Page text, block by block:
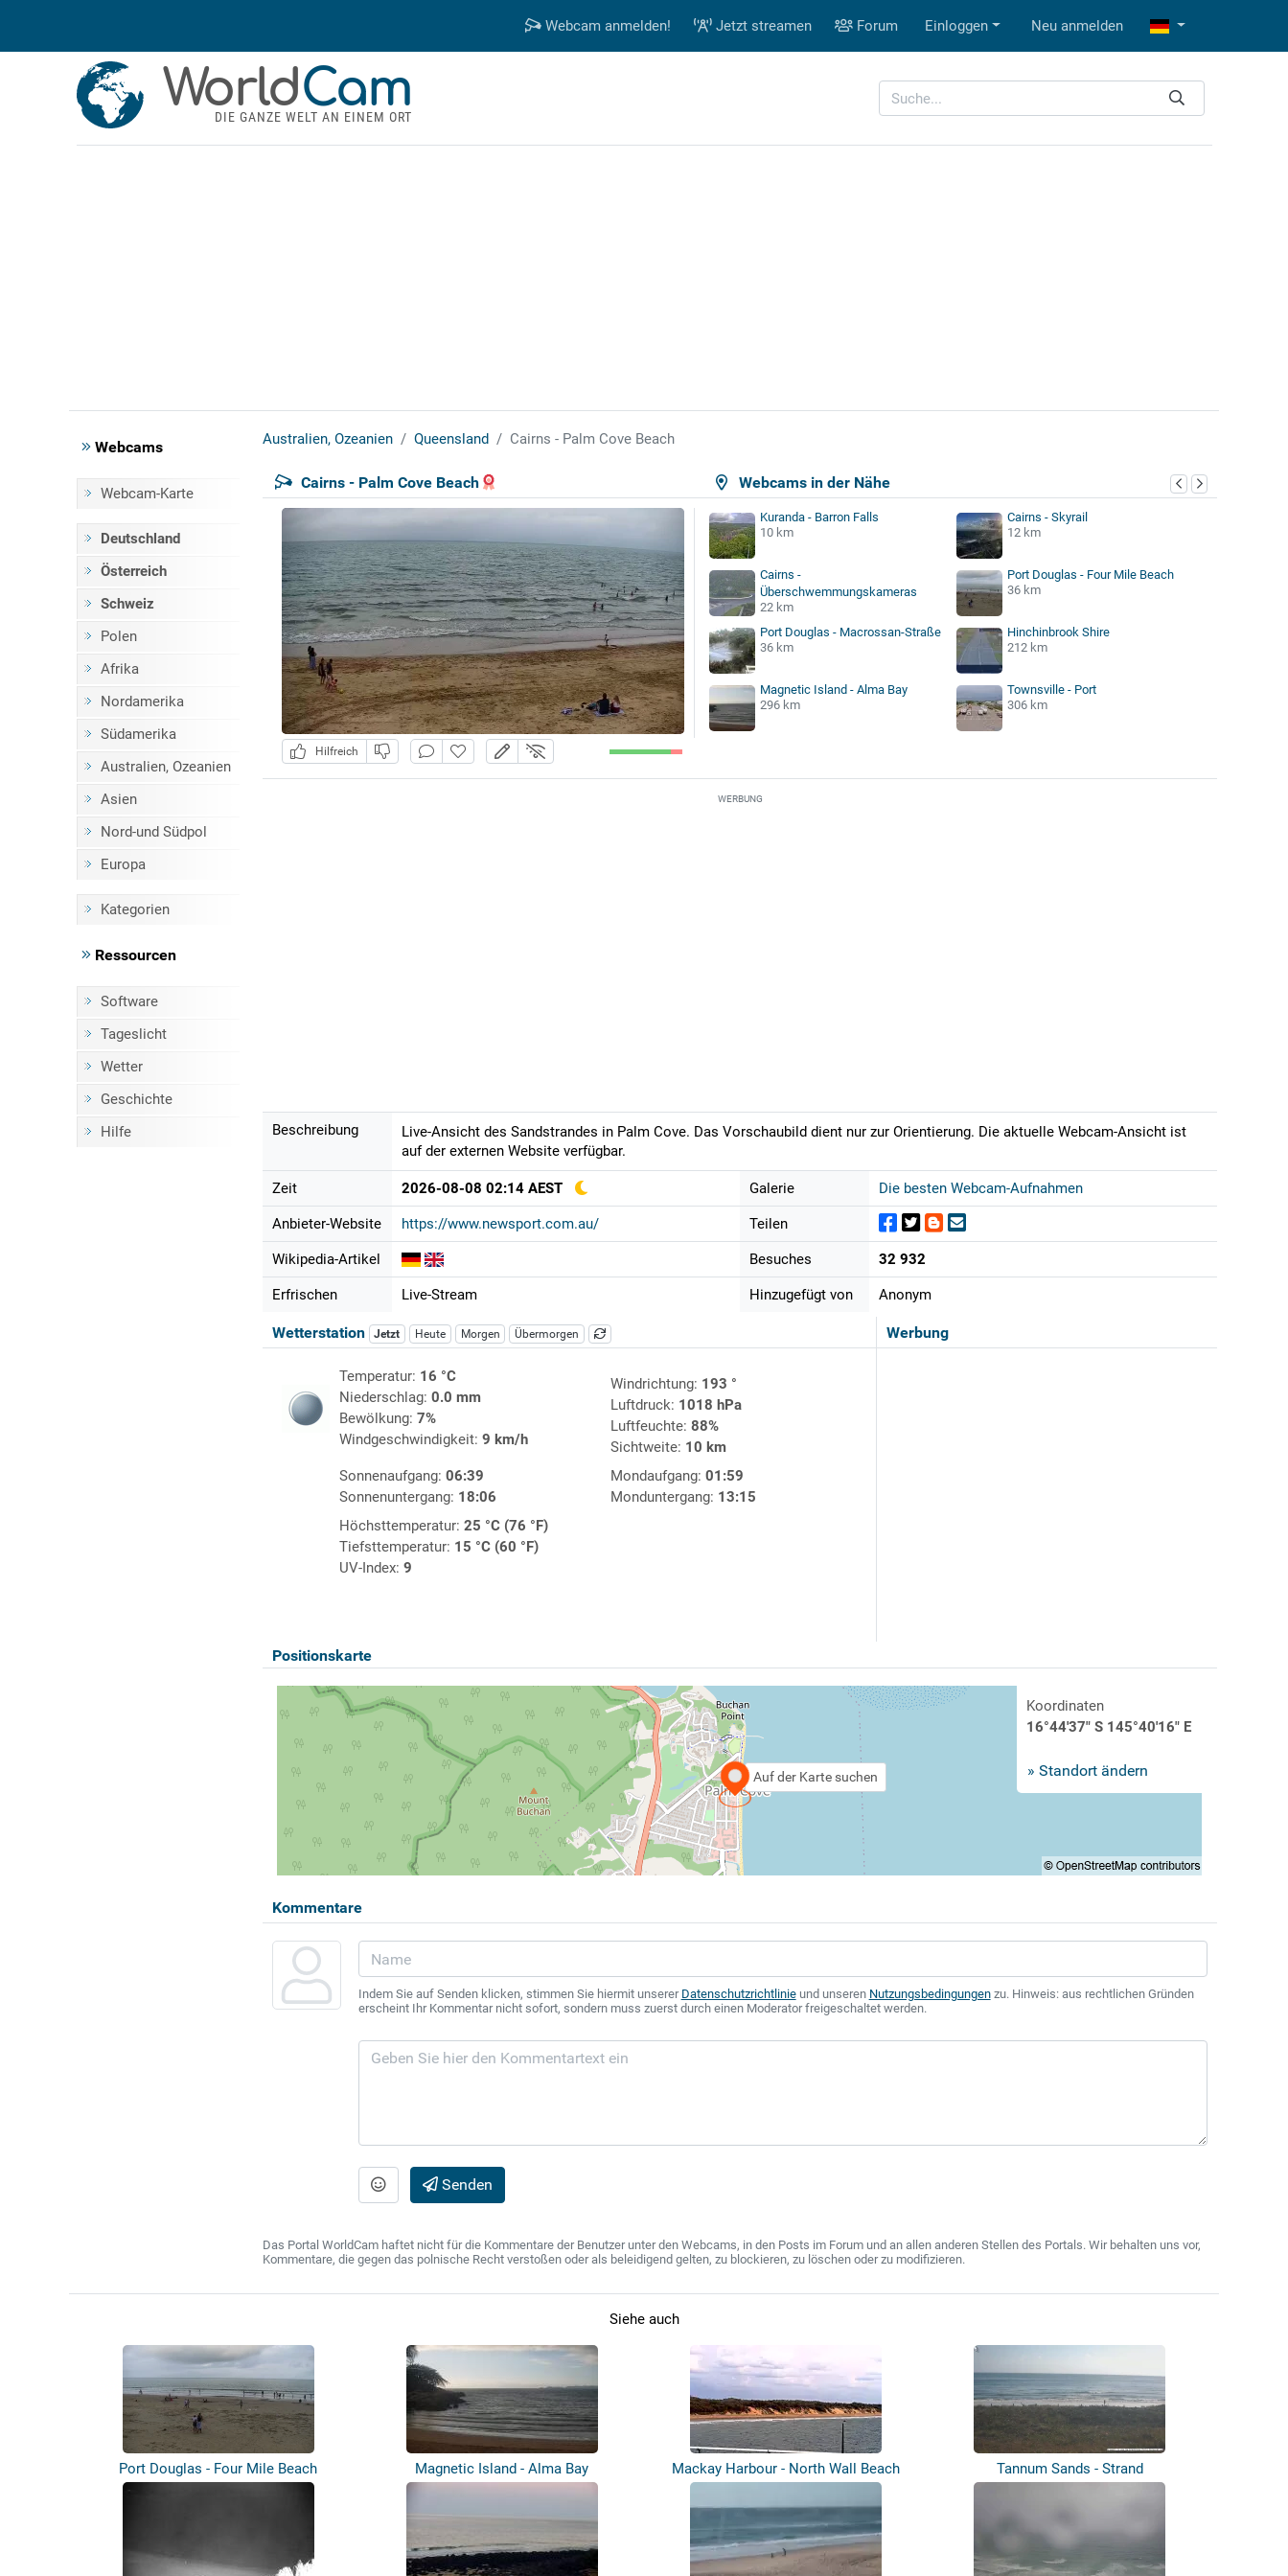
Webcam anmelden! Jetzt streamen Forum Einloggen Neu anmelden
WorldCam
DIE GANZE WELT AN EINEM ORT
Webcams
Webcam-Karte
Deutschland
Österreich
Schweiz
Polen
Afrika
Nordamerika
Südamerika
Australien, Ozeanien
Asien
Nord-und Südpol
Europa
Kategorien
Ressourcen
Software
Tageslicht
Wetter
Geschichte
Hilfe
Australien, Ozeanien Queensland Cairns - Palm Cove Beach
Webcams in der Nähe
Cairns - Palm Cove Beach
Hilfreich
Kuranda - Barron Falls
10 km
Cairns - Skyrail
12 km
Cairns -
Überschwemmungskameras
22 km
Port Douglas - Four Mile Beach
36 km
Port Douglas - Macrossan-Straße
36 km
Hinchinbrook Shire
212 km
Magnetic Island - Alma Bay
296 km
Townsville - Port
306 km
WERBUNG
Beschreibung
Live-Ansicht des Sandstrandes in Palm Cove. Das Vorschaubild dient nur zur Orientierung. Die aktuelle Webcam-Ansicht ist
auf der externen Website verfügbar.
Zeit 2026-08-08 02:14 AEST
Anbieter-Website https://www.newsport.com.au/
Wikipedia-Artikel
Erfrischen Live-Stream
Galerie Die besten Webcam-Aufnahmen
Teilen
Besuches 32 932
Hinzugefügt von Anonym
Werbung
Wetterstation Jetzt Heute Morgen Übermorgen
Temperatur: 16 °C
Niederschlag: 0.0 mm
Bewölkung: 7%
Windgeschwindigkeit: 9 km/h
Windrichtung: 193 °
Luftdruck: 1018 hPa
Luftfeuchte: 88%
Sichtweite: 10 km
Sonnenaufgang: 06:39
Sonnenuntergang: 18:06
Mondaufgang: 01:59
Monduntergang: 13:15
Höchsttemperatur: 25 °C (76 °F)
Tiefsttemperatur: 15 °C (60 °F)
UV-Index: 9
Positionskarte
Auf der Karte suchen
Koordinaten
16°44'37" S 145°40'16" E
» Standort ändern
Kommentare
Indem Sie auf Senden klicken, stimmen Sie hiermit unserer Datenschutzrichtlinieund unseren Nutzungsbedingungenzu. Hinweis: aus rechtlichen Gründen
erscheint Ihr Kommentar nicht sofort, sondern muss zuerst durch einen Moderator freigeschaltet werden.
Senden
Das Portal WorldCam haftet nicht für die Kommentare der Benutzer unter den Webcams, in den Posts im Forum und an allen anderen Stellen des Portals. Wir behalten uns vor,
Kommentare, die gegen das polnische Recht verstoßen oder als beleidigend gelten, zu blockieren, zu löschen oder zu modifizieren.
Siehe auch
Port Douglas - Four Mile Beach Magnetic Island - Alma Bay Mackay Harbour - North Wall Beach Tannum Sands - Strand